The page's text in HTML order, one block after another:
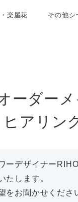
楽屋花 その他シ
ーダー
ヒアリン
ーデザイナー
たします。
をお聞かせくださ